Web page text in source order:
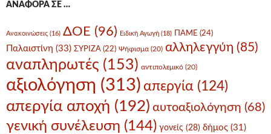
ΑΝΑΦΟΡΆ ΣΕ …
Ανακοινώσεις (16) ΔΟΕ (96) Ειδική Αγωγή (18) ΠΑΜΕ (24)
Παλαιστίνη (33) ΣΥΡΙΖΑ (22) Ψήφισμα (20) αλληλεγγύη (85)
αναπληρωτές (153) αντιπολεμικό (20)
αξιολόγηση (313) απεργία (124)
απεργία αποχή (192) αυτοαξιολόγηση (68)
γενική συνέλευση (144) γονείς (28) δήμος (31)